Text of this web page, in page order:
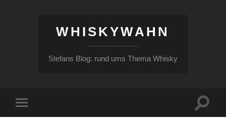
WHISKYWAHN
Stefans Blog: rund ums Thema Whisky
Menü